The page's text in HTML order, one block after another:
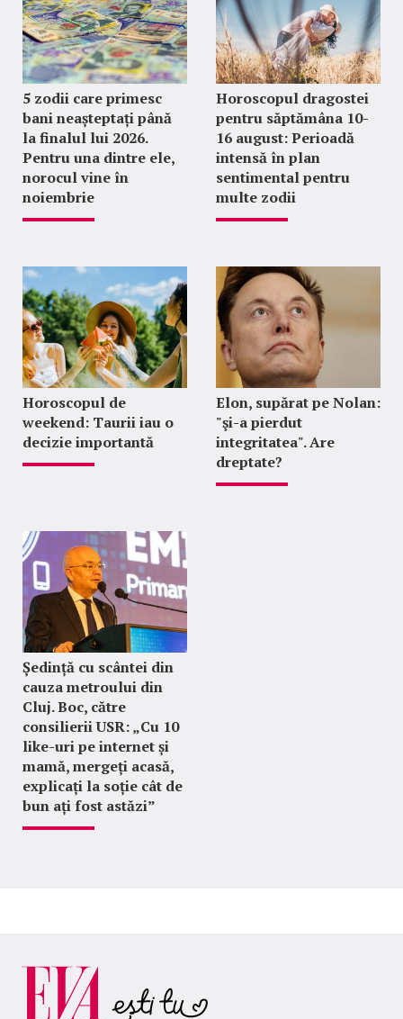
5 zodii care primesc
bani neașteptați până
la finalul lui 2026.
Pentru una dintre ele,
norocul vine în
noiembrie
Horoscopul dragostei
pentru săptămâna 10-
16 august: Perioadă
intensă în plan
sentimental pentru
multe zodii
Horoscopul de
weekend: Taurii iau o
decizie importantă
Elon, supărat pe Nolan:
"şi-a pierdut
integritatea". Are
dreptate?
Ședință cu scântei din
cauza metroului din
Cluj. Boc, către
consilierii USR: „Cu 10
like-uri pe internet și
mamă, mergeți acasă,
explicați la soție cât de
bun ați fost astăzi”